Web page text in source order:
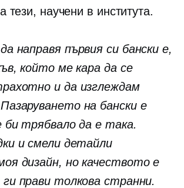
тези, научени в института.
направя първия си бански е,
който ме кара да се
и да изглеждам
на бански е
би трябвало да е така.
и смели детайли
дизайн, но качеството е
прави толкова странни.